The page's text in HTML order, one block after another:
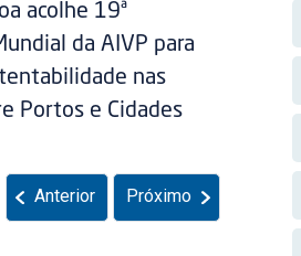
acolhe 19ª
da AIVP para
nas
Portos e Cidades
Anterior Próximo